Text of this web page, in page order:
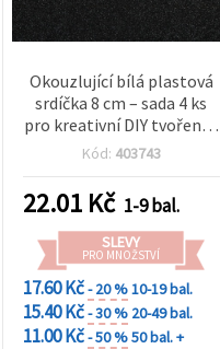
Okouzlující bílá plastová
srdíčka 8 cm – sada 4 ks
pro kreativní DIY tvoření a
sváteční dekorace
Kód: 403743
22.01 Kč 1-9 bal.
SLEVY
PRO MNOŽSTVÍ
17.60 Kč- 20 %10-19 bal.
15.40 Kč- 30 % 20-49 bal.
11.00 Kč- 50 %50 bal. +